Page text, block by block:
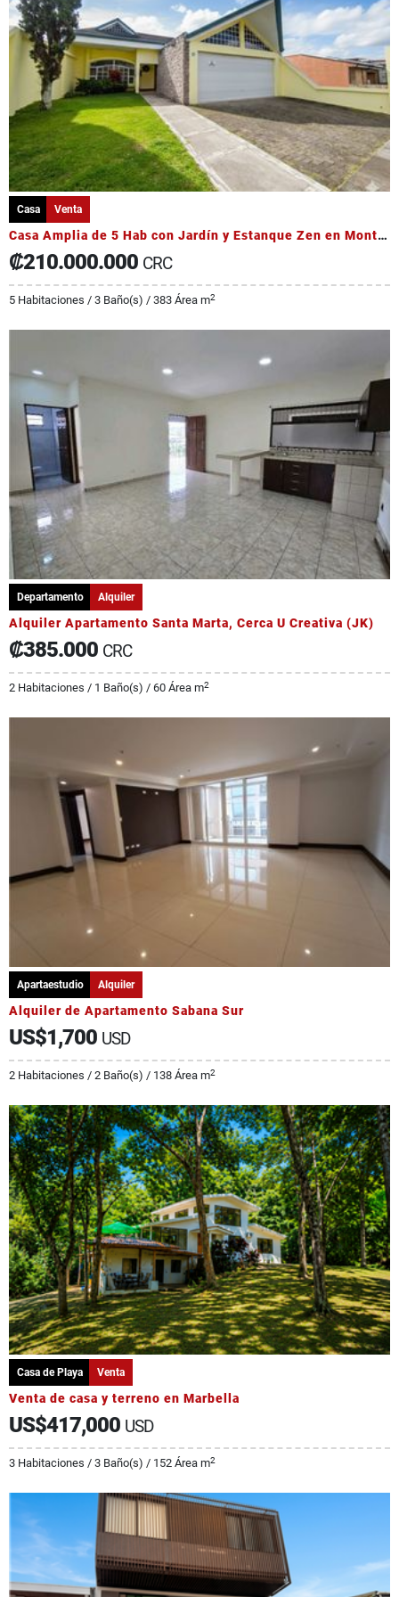
Casa Venta
Casa Amplia de 5 Hab con Jardín y Estanque Zen en Montes de Oca.
₡210.000.000 CRC
5 Habitaciones / 3 Baño(s) / 383 Área m2
Departamento Alquiler
Alquiler Apartamento Santa Marta, Cerca U Creativa (JK)
₡385.000 CRC
2 Habitaciones / 1 Baño(s) / 60 Área m2
Apartaestudio Alquiler
Alquiler de Apartamento Sabana Sur
US$1,700 USD
2 Habitaciones / 2 Baño(s) / 138 Área m2
Casa de Playa Venta
Venta de casa y terreno en Marbella
US$417,000 USD
3 Habitaciones / 3 Baño(s) / 152 Área m2